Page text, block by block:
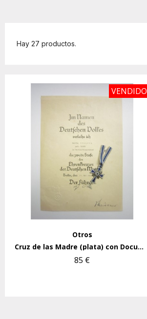
Hay 27 productos.
VENDIDO
Otros
Cruz de las Madre (plata) con Documento.
85 €